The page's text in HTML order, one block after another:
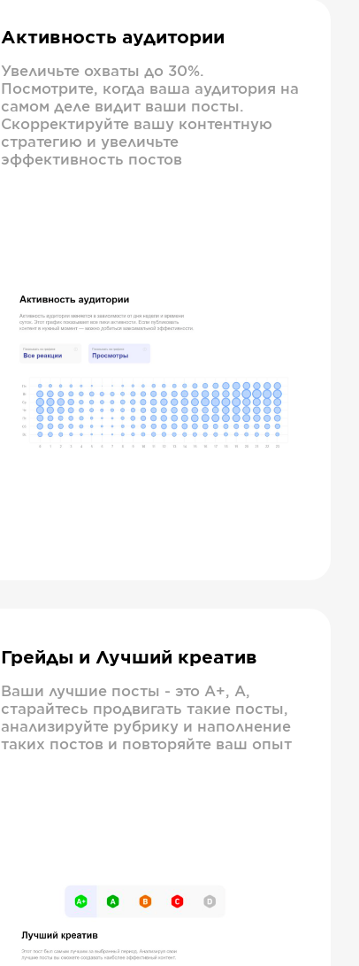
Активность аудитории
Увеличьте охваты до 30%.
Посмотрите, когда ваша аудитория на
самом деле видит ваши посты.
Скорректируйте вашу контентную
стратегию и увеличьте
эффективность постов
Грейды и Лучший креатив
Ваши лучшие посты - это А+, А,
старайтесь продвигать такие посты,
анализируйте рубрику и наполнение
таких постов и повторяйте ваш опыт